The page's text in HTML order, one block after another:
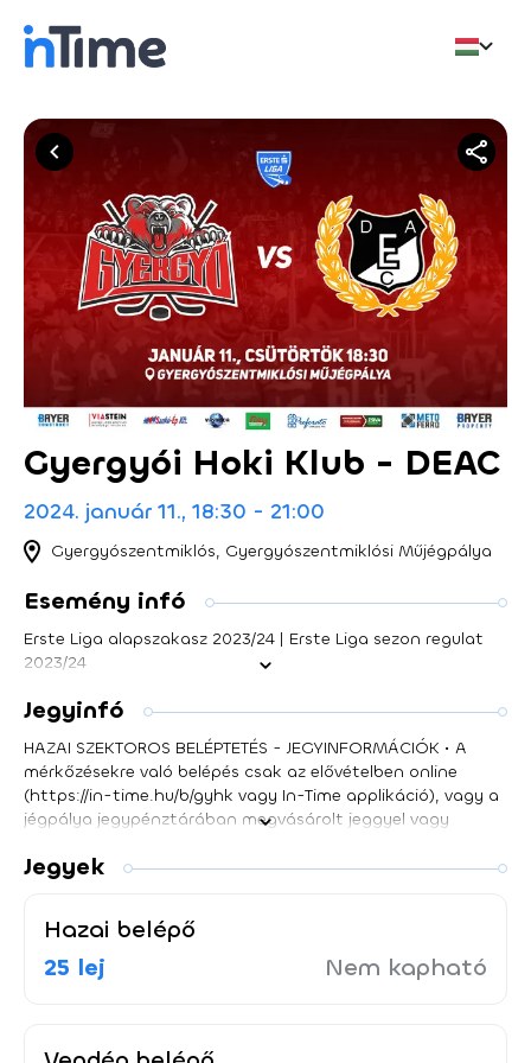
Gyergyói Hoki Klub - DEAC
2024. január 11., 18:30 - 21:00
Gyergyószentmiklós, Gyergyószentmiklósi Műjégpálya
Esemény infó
Erste Liga alapszakasz 2023/24 | Erste Liga sezon regulat
2023/24
Jegyinfó
HAZAI SZEKTOROS BELÉPTETÉS - JEGYINFORMÁCIÓK • A
mérkőzésekre való belépés csak az elővételben online
(https://in-time.hu/b/gyhk vagy In-Time applikáció), vagy a
jégpálya jegypénztárában megvásárolt jeggyel vagy
szezonbérlet QR-kóddal van ellátva. • A kedvezményes női,
előtt egy órával nyit ki. • A belépő kártyás kifizetése után a
megadott e-mail címre egyedi, QR-kóddal ellátott jegyet
küld a rendszer. A jegyet nem kötelező kinyomtatni, be
belépésnél a gép leolvassa a bemutatott QR-kódot, amely
Jegyek
Hazai belépő
25 lej
Nem kapható